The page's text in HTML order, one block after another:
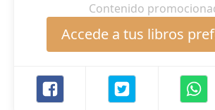
Contenido
Accede a tus libros